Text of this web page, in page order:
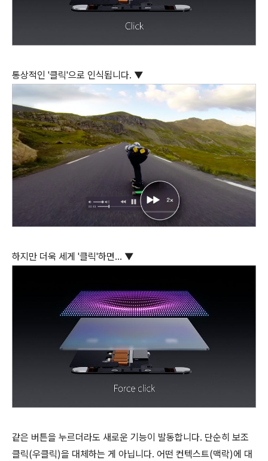
통상적인 '클릭'으로 인식됩니다. ▼
하지만 더욱 세게 '클릭'하면... ▼
같은 버튼을 누르더라도 새로운 기능이 발동합니다. 단순히 보조
클릭(우클릭)을 대체하는 게 아닙니다. 어떤 컨텍스트(맥락)에 대